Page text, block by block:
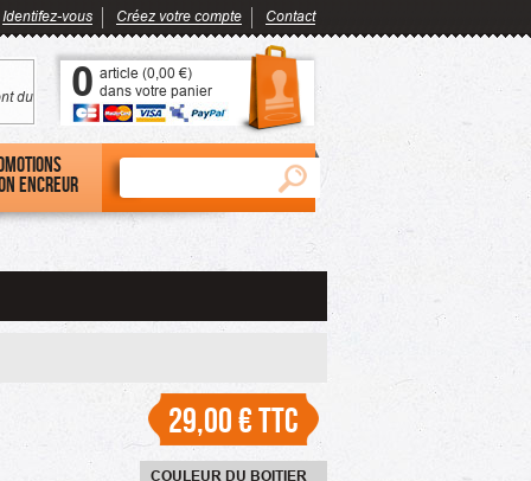
Identifez-vous Créez votre compte Contact
du 0 article (0,00 €)
dans votre panier
encreur
29,00 €TTC
COULEUR DU BOITIER